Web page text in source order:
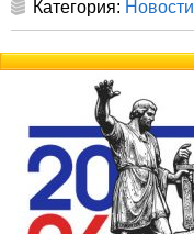
Категория: Новости